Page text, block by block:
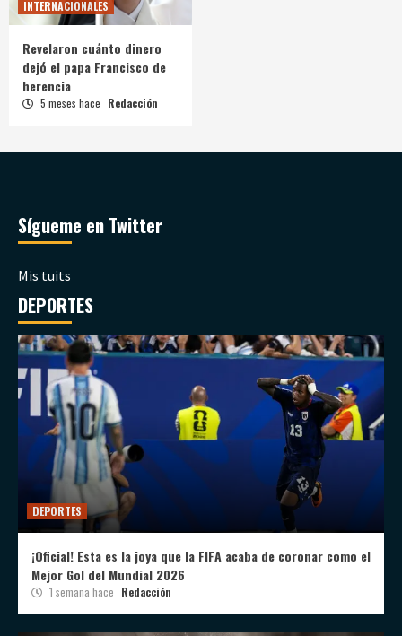
INTERNACIONALES
Revelaron cuánto dinero
dejó el papa Francisco de
herencia
5 meses hace Redacción
Sígueme en Twitter
Mis tuits
DEPORTES
DEPORTES
¡Oficial! Esta es la joya que la FIFA acaba de coronar como el
Mejor Gol del Mundial 2026
1 semana hace Redacción